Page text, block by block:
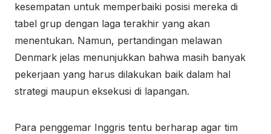
kesempatan untuk memperbaiki posisi mereka di
tabel grup dengan laga terakhir yang akan
menentukan. Namun, pertandingan melawan
Denmark jelas menunjukkan bahwa masih banyak
pekerjaan yang harus dilakukan baik dalam hal
strategi maupun eksekusi di lapangan.
Para penggemar Inggris tentu berharap agar tim